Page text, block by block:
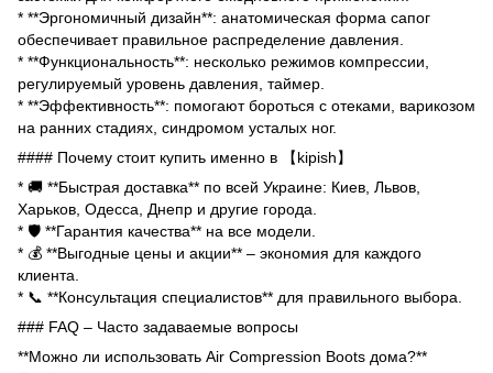
* **Эргономичный дизайн**: анатомическая форма сапог
обеспечивает правильное распределение давления.
* **Функциональность**: несколько режимов компрессии,
регулируемый уровень давления, таймер.
* **Эффективность**: помогают бороться с отеками, варикозом
на ранних стадиях, синдромом усталых ног.
#### Почему стоит купить именно в 【kipish】
* 🚚 **Быстрая доставка** по всей Украине: Киев, Львов,
Харьков, Одесса, Днепр и другие города.
* 🛡 **Гарантия качества** на все модели.
* 💰 **Выгодные цены и акции** – экономия для каждого
клиента.
* 📞 **Консультация специалистов** для правильного выбора.
### FAQ – Часто задаваемые вопросы
**Можно ли использовать Air Compression Boots дома?**